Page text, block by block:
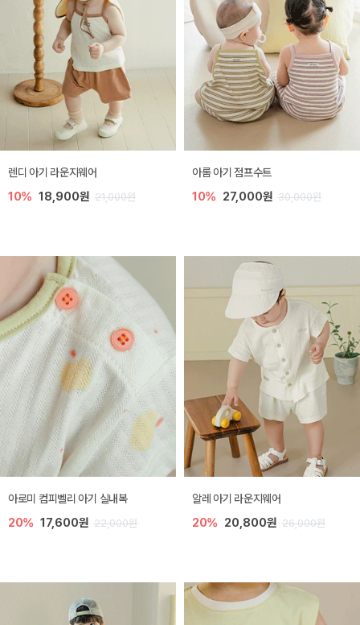
렌디 아기 라운지웨어
10% 18,900원 21,000원
아롬 아기 점프수트
10% 27,000원 30,000원
아로미 컴피벨리 아기 실내복
20% 17,600원 22,000원
알레 아기 라운지웨어
20% 20,800원 26,000원